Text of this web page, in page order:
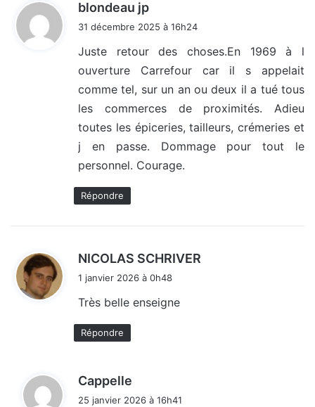
blondeau jp
i
:
31 décembre 2025 à 16h24
Juste retour des choses.En 1969 à l
ouverture Carrefour car il s appelait
comme tel, sur un an ou deux il a tué tous
les commerces de proximités. Adieu
toutes les épiceries, tailleurs, crémeries et
j en passe. Dommage pour tout le
personnel. Courage.
Répondre
NICOLAS SCHRIVER
1 janvier 2026 à 0h48
Très belle enseigne
Répondre
Cappelle
i
25 janvier 2026 à 16h41